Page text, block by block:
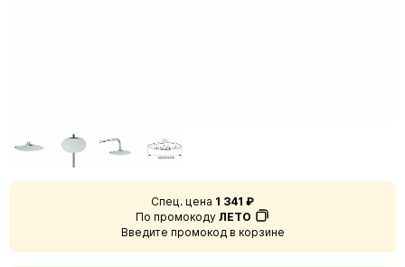
Спец. цена 1 341 ₽
По промокоду ЛЕТО
Введите промокод в корзине